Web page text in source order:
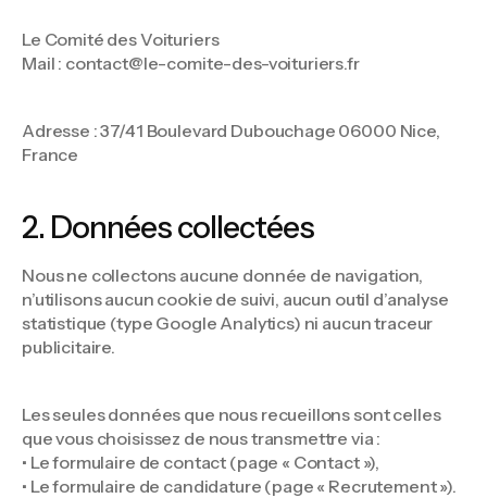
Le Comité des Voituriers
Mail : contact@le-comite-des-voituriers.fr
Adresse : 37/41 Boulevard Dubouchage 06000 Nice,
France
2. Données collectées
Nous ne collectons aucune donnée de navigation,
n’utilisons aucun cookie de suivi, aucun outil d’analyse
statistique (type Google Analytics) ni aucun traceur
publicitaire.
Les seules données que nous recueillons sont celles
que vous choisissez de nous transmettre via :
• Le formulaire de contact (page « Contact »),
• Le formulaire de candidature (page « Recrutement »).